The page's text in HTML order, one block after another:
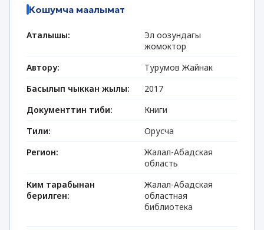
Кошумча маалымат
Аталышы:
Эл оозундагы
жомоктор
Автору:
Турумов Жайнак
Басылып чыккан жылы:
2017
Документтин тиби:
Книги
Тили:
Орусча
Регион:
Жалал-Абадская
область
Ким тарабынан
берилген:
Жалал-Абадская
областная
библиотека